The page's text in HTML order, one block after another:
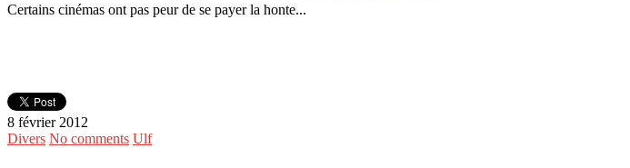
Certains cinémas ont pas peur de se payer la honte...
8 février 2012
Divers No comments Ulf